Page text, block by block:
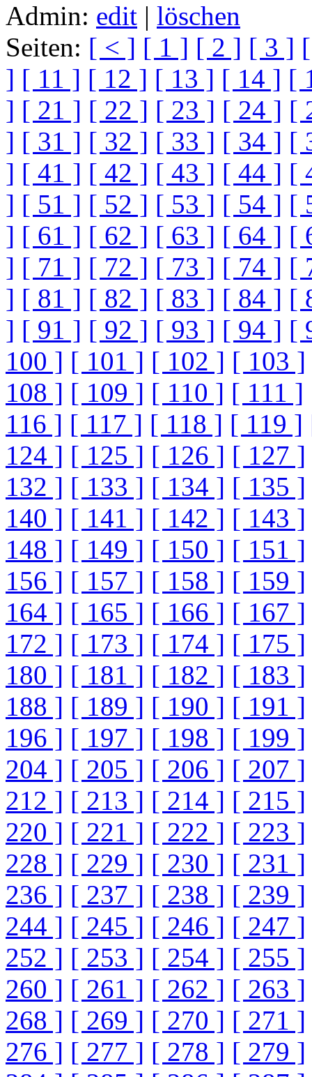
Admin: edit | löschen
Seiten: [ < ] [ 1 ] [ 2 ] [ 3 ]
] [ 11 ] [ 12 ] [ 13 ] [ 14 ] [
] [ 21 ] [ 22 ] [ 23 ] [ 24 ] [
] [ 31 ] [ 32 ] [ 33 ] [ 34 ] [
] [ 41 ] [ 42 ] [ 43 ] [ 44 ] [
] [ 51 ] [ 52 ] [ 53 ] [ 54 ] [
] [ 61 ] [ 62 ] [ 63 ] [ 64 ] [
] [ 71 ] [ 72 ] [ 73 ] [ 74 ] [
] [ 81 ] [ 82 ] [ 83 ] [ 84 ] [
] [ 91 ] [ 92 ] [ 93 ] [ 94 ] [
100 ] [ 101 ] [ 102 ] [ 103 ]
108 ] [ 109 ] [ 110 ] [ 111 ]
116 ] [ 117 ] [ 118 ] [ 119 ]
124 ] [ 125 ] [ 126 ] [ 127 ]
132 ] [ 133 ] [ 134 ] [ 135 ]
140 ] [ 141 ] [ 142 ] [ 143 ]
148 ] [ 149 ] [ 150 ] [ 151 ]
156 ] [ 157 ] [ 158 ] [ 159 ]
164 ] [ 165 ] [ 166 ] [ 167 ]
172 ] [ 173 ] [ 174 ] [ 175 ]
180 ] [ 181 ] [ 182 ] [ 183 ]
188 ] [ 189 ] [ 190 ] [ 191 ]
196 ] [ 197 ] [ 198 ] [ 199 ]
204 ] [ 205 ] [ 206 ] [ 207 ]
212 ] [ 213 ] [ 214 ] [ 215 ]
220 ] [ 221 ] [ 222 ] [ 223 ]
228 ] [ 229 ] [ 230 ] [ 231 ]
236 ] [ 237 ] [ 238 ] [ 239 ]
244 ] [ 245 ] [ 246 ] [ 247 ]
252 ] [ 253 ] [ 254 ] [ 255 ]
260 ] [ 261 ] [ 262 ] [ 263 ]
268 ] [ 269 ] [ 270 ] [ 271 ]
276 ] [ 277 ] [ 278 ] [ 279 ]